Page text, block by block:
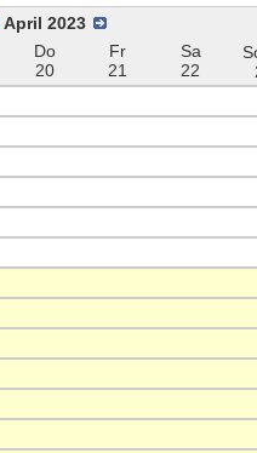
April 2023
Do
20
Fr
21
Sa
22